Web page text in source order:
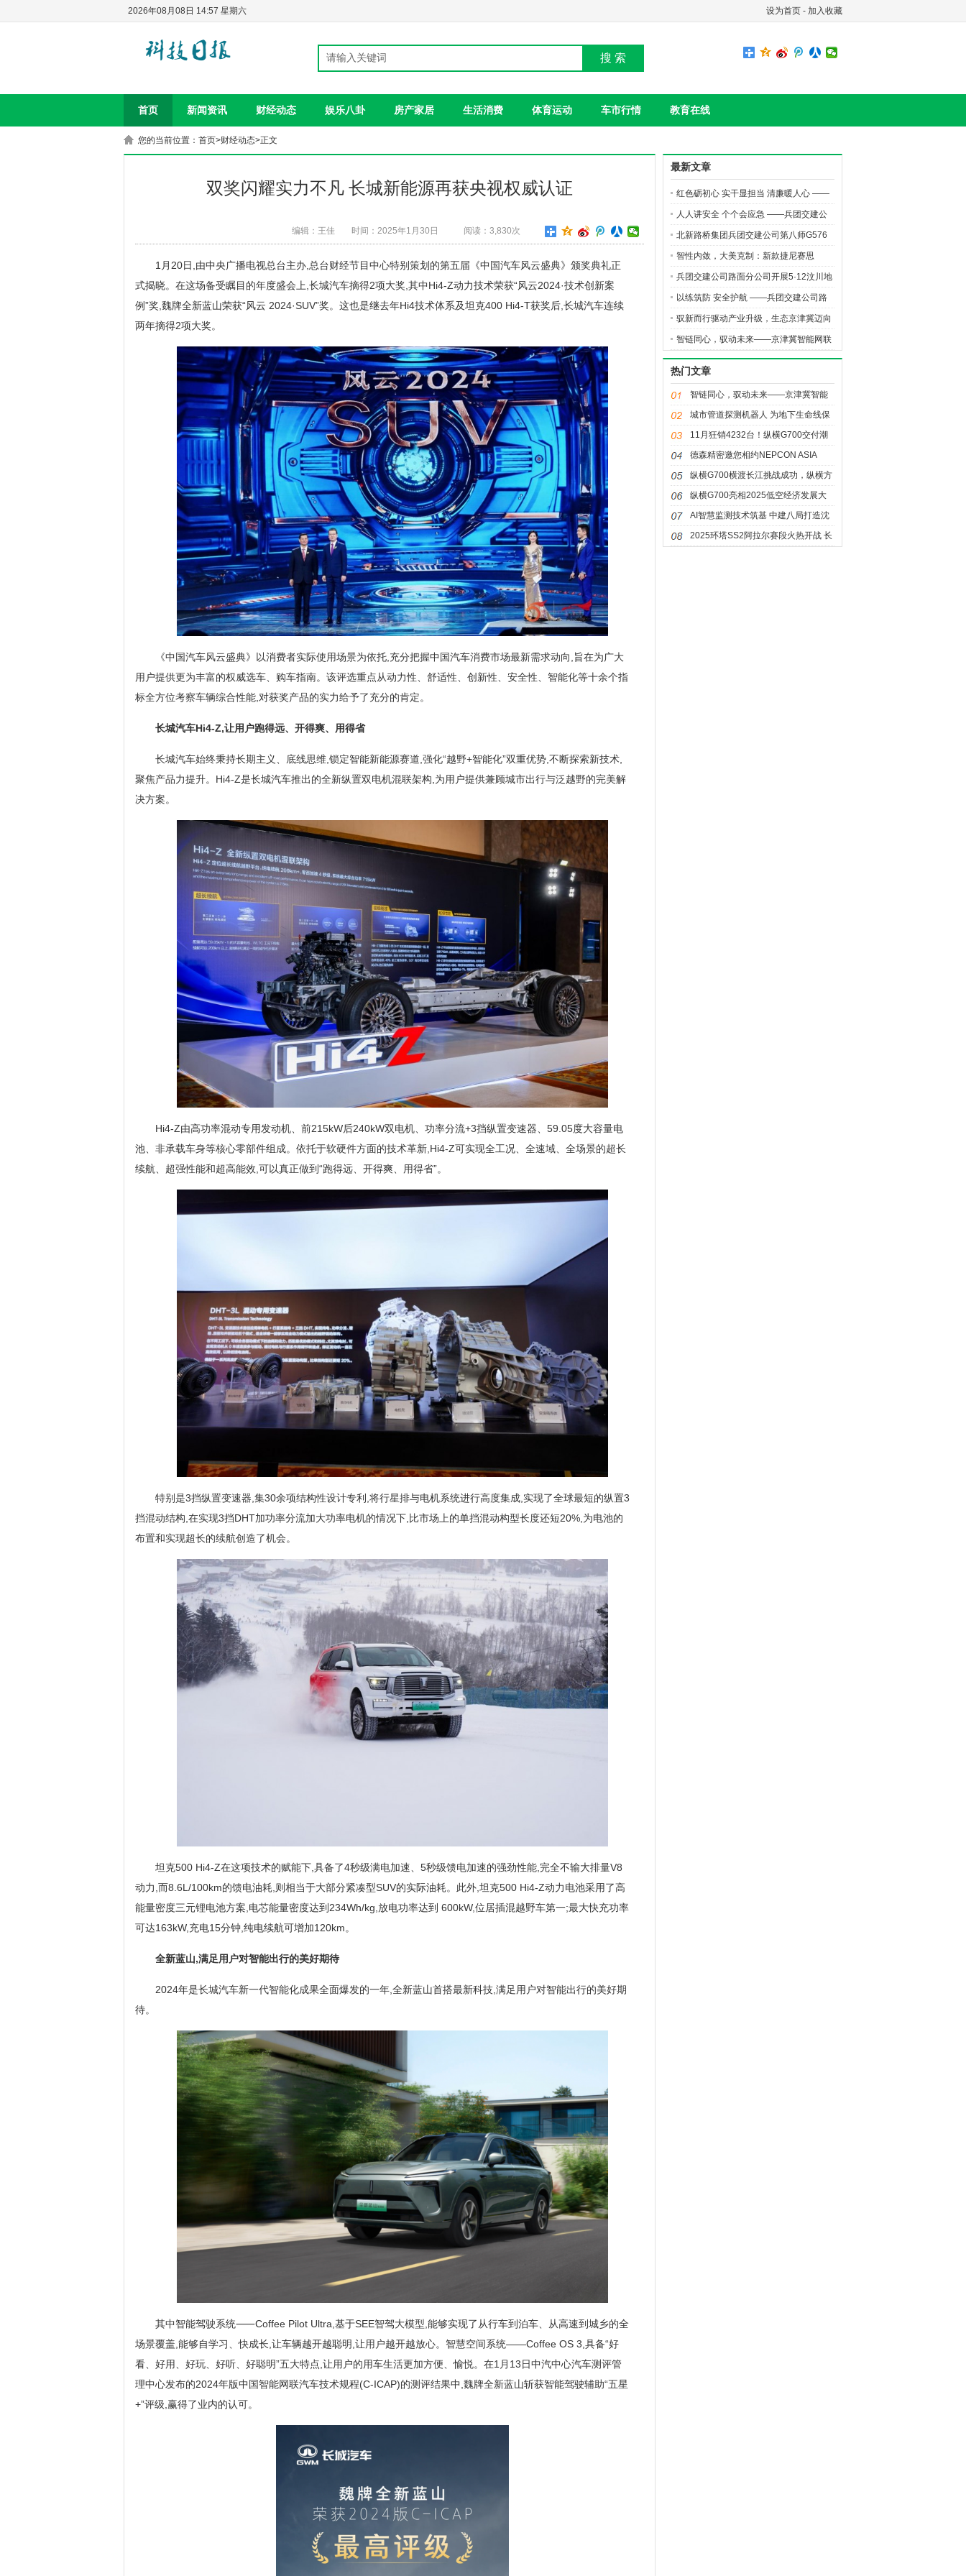
设为首页 - 加入收藏
2026年08月08日 14:57 星期六
搜 索
首页 新闻资讯 财经动态 娱乐八卦 房产家居 生活消费 体育运动 车市行情 教育在线
您的当前位置： 首页>财经动态>正文
双奖闪耀实力不凡 长城新能源再获央视权威认证
编辑：王佳 时间：2025年1月30日 阅读：3,830次
1月20日,由中央广播电视总台主办,总台财经节目中心特别策划的第五届《中国汽车风云盛典》颁奖典礼正
式揭晓。在这场备受瞩目的年度盛会上,长城汽车摘得2项大奖,其中Hi4-Z动力技术荣获“风云2024·技术创新案
例”奖,魏牌全新蓝山荣获“风云 2024·SUV”奖。这也是继去年Hi4技术体系及坦克400 Hi4-T获奖后,长城汽车连续
两年摘得2项大奖。
《中国汽车风云盛典》以消费者实际使用场景为依托,充分把握中国汽车消费市场最新需求动向,旨在为广大
用户提供更为丰富的权威选车、购车指南。该评选重点从动力性、舒适性、创新性、安全性、智能化等十余个指
标全方位考察车辆综合性能,对获奖产品的实力给予了充分的肯定。
长城汽车Hi4-Z,让用户跑得远、 开得爽、 用得省
长城汽车始终秉持长期主义、底线思维,锁定智能新能源赛道,强化“越野+智能化”双重优势,不断探索新技术,
聚焦产品力提升。Hi4-Z是长城汽车推出的全新纵置双电机混联架构,为用户提供兼顾城市出行与泛越野的完美解
决方案。
Hi4-Z由高功率混动专用发动机、前215kW后240kW双电机、功率分流+3挡纵置变速器、59.05度大容量电
池、非承载车身等核心零部件组成。依托于软硬件方面的技术革新,Hi4-Z可实现全工况、全速域、全场景的超长
续航、超强性能和超高能效,可以真正做到“跑得远、开得爽、用得省”。
特别是3挡纵置变速器,集30余项结构性设计专利,将行星排与电机系统进行高度集成,实现了全球最短的纵置3
挡混动结构,在实现3挡DHT加功率分流加大功率电机的情况下,比市场上的单挡混动构型长度还短20%,为电池的
布置和实现超长的续航创造了机会。
坦克500 Hi4-Z在这项技术的赋能下,具备了4秒级满电加速、5秒级馈电加速的强劲性能,完全不输大排量V8
动力,而8.6L/100km的馈电油耗,则相当于大部分紧凑型SUV的实际油耗。此外,坦克500 Hi4-Z动力电池采用了高
能量密度三元锂电池方案,电芯能量密度达到234Wh/kg,放电功率达到 600kW,位居插混越野车第一;最大快充功率
可达163kW,充电15分钟,纯电续航可增加120km。
全新蓝山,满足用户对智能出行的美好期待
2024年是长城汽车新一代智能化成果全面爆发的一年,全新蓝山首搭最新科技,满足用户对智能出行的美好期
待。
其中智能驾驶系统⸺Coffee Pilot Ultra,基于SEE智驾大模型,能够实现了从行车到泊车、从高速到城乡的全
场景覆盖,能够自学习、快成长,让车辆越开越聪明,让用户越开越放心。智慧空间系统——Coffee OS 3,具备“好
看、好用、好玩、好听、好聪明”五大特点,让用户的用车生活更加方便、愉悦。在1月13日中汽中心汽车测评管
理中心发布的2024年版中国智能网联汽车技术规程(C-ICAP)的测评结果中,魏牌全新蓝山斩获智能驾驶辅助“五星
+”评级,赢得了业内的认可。
最新文章
红色砺初心 实干显担当 清廉暖人心 ——
路面分公司开展党风廉政教育月主题党日
活动
人人讲安全 个个会应急 ——兵团交建公
司路面分公司开展“安全生产月”高空坠落
应急演练
北新路桥集团兵团交建公司第八师G576
二标项目玛纳斯河大桥沥青摊铺有序推进
智性内敛，大美克制：新款捷尼赛思
GV70的“高智感”美学
兵团交建公司路面分公司开展5·12汶川地
震遇难同胞默哀活动
以练筑防 安全护航 ——兵团交建公司路
面分公司开展火灾及触电应急演练活动
驭新而行驱动产业升级，生态京津冀迈向
全球高端汽车价值链高地
智链同心，驭动未来——京津冀智能网联
新能源汽车主题对接活动暨生态港招商推
介会盛大亮相
热门文章
智链同心，驭动未来——京津冀智能
网联新能源汽车主题对接活动暨生态
港招商推介会盛大亮相
城市管道探测机器人 为地下生命线保
驾护航
11月狂销4232台！纵横G700交付潮
至，首批车主提车见证热销
德森精密邀您相约NEPCON ASIA
2025：共赴一站式电子智造盛宴
纵横G700横渡长江挑战成功，纵横方
舟技术打破出行边界
纵横G700亮相2025低空经济发展大
会，全领域开拓新边界
AI智慧监测技术筑基 中建八局打造沈
阳城市排水“科技+效率”新标杆
2025环塔SS2阿拉尔赛段火热开战 长